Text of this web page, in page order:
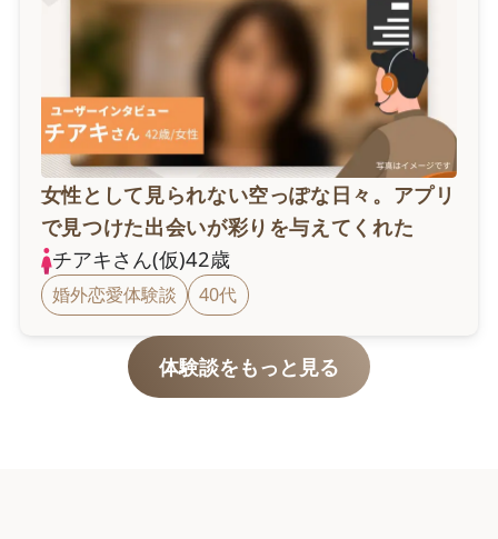
女性として見られない空っぽな日々。アプリ
で見つけた出会いが彩りを与えてくれた
チアキさん(仮)42歳
婚外恋愛体験談 40代
体験談をもっと見る